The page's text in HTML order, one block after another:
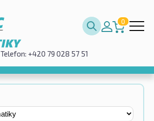
0
Telefon: +420 79 028 57 51